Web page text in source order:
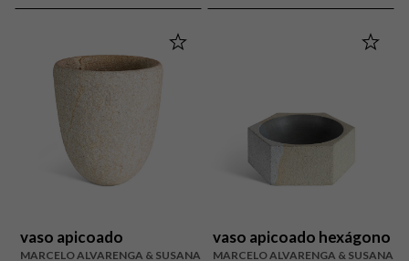
vaso apicoado
MARCELO ALVARENGA & SUSANA
vaso apicoado hexágono
MARCELO ALVARENGA & SUSANA